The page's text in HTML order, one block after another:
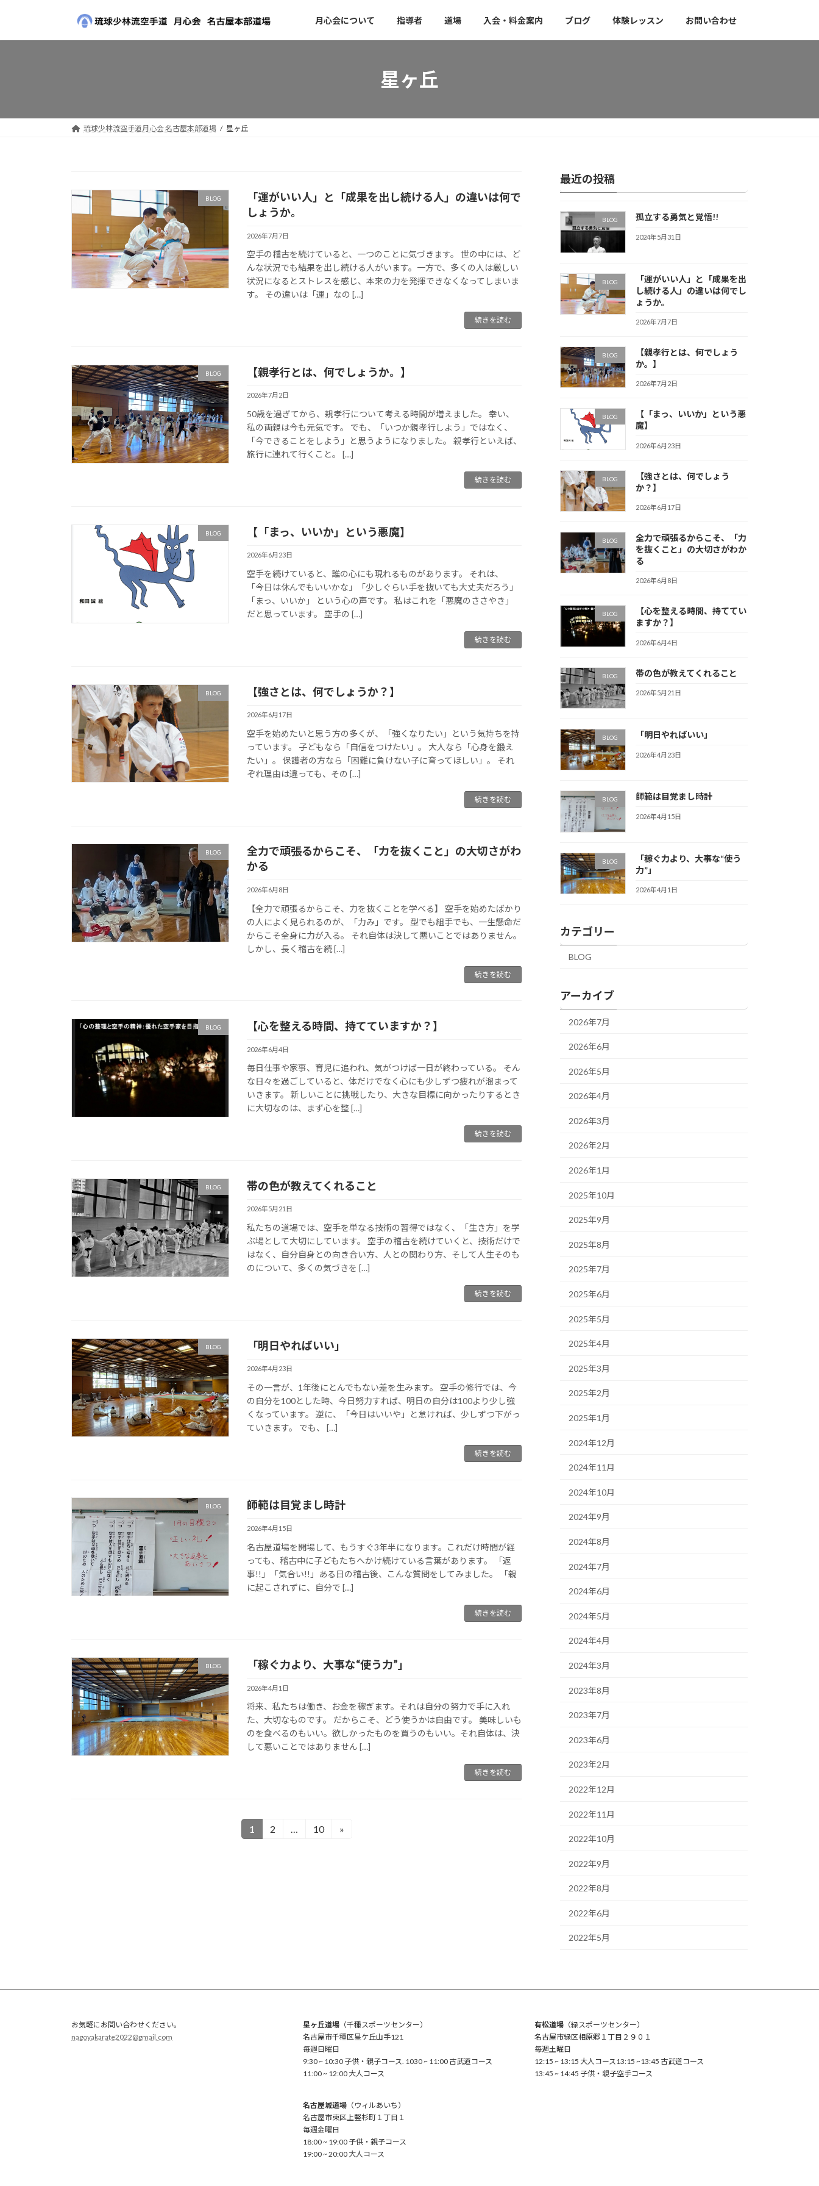
月心会について 指導者 道場 入会・料金案内 ブログ 体験レッスン お問い合わせ
星ヶ丘
琉球少林流空手道月心会 名古屋本部道場 星ヶ丘
BLOG
「運がいい人」と「成果を出し続ける人」の違いは何で
しょうか。
2026年7月7日
空手の稽古を続けていると、一つのことに気づきます。 世の中には、ど
んな状況でも結果を出し続ける人がいます。一方で、多くの人は厳しい
状況になるとストレスを感じ、本来の力を発揮できなくなってしまいま
す。 その違いは「運」なの […]
続きを読む
BLOG 【親孝行とは、何でしょうか。】
2026年7月2日
50歳を過ぎてから、親孝行について考える時間が増えました。 幸い、
私の両親は今も元気です。 でも、「いつか親孝行しよう」ではなく、
「今できることをしよう」と思うようになりました。 親孝行といえば、
旅行に連れて行くこと。 […]
続きを読む
BLOG 【「まっ、いいか」という悪魔】
2026年6月23日
空手を続けていると、誰の心にも現れるものがあります。 それは、
「今日は休んでもいいかな」「少しぐらい手を抜いても大丈夫だろう」
「まっ、いいか」 という心の声です。 私はこれを「悪魔のささやき」
だと思っています。 空手の […]
続きを読む
BLOG 【強さとは、何でしょうか？】
2026年6月17日
空手を始めたいと思う方の多くが、「強くなりたい」という気持ちを持
っています。 子どもなら「自信をつけたい」。 大人なら「心身を鍛え
たい」。 保護者の方なら「困難に負けない子に育ってほしい」。 それ
ぞれ理由は違っても、その […]
続きを読む
BLOG
全力で頑張るからこそ、「力を抜くこと」の大切さがわ
かる
2026年6月8日
【全力で頑張るからこそ、力を抜くことを学べる】 空手を始めたばかり
の人によく見られるのが、「力み」です。 型でも組手でも、一生懸命だ
からこそ全身に力が入る。 それ自体は決して悪いことではありません。
しかし、長く稽古を続 […]
続きを読む
BLOG 【心を整える時間、持てていますか？】
2026年6月4日
毎日仕事や家事、育児に追われ、気がつけば一日が終わっている。 そん
な日々を過ごしていると、体だけでなく心にも少しずつ疲れが溜まって
いきます。 新しいことに挑戦したり、大きな目標に向かったりするとき
に大切なのは、まず心を整 […]
続きを読む
BLOG 帯の色が教えてくれること
2026年5月21日
私たちの道場では、空手を単なる技術の習得ではなく、「生き方」を学
ぶ場として大切にしています。 空手の稽古を続けていくと、技術だけで
はなく、自分自身との向き合い方、人との関わり方、そして人生そのも
のについて、多くの気づきを […]
続きを読む
BLOG 「明日やればいい」
2026年4月23日
その一言が、1年後にとんでもない差を生みます。 空手の修行では、今
の自分を100とした時、今日努力すれば、明日の自分は100より少し強
くなっています。 逆に、「今日はいいや」と怠ければ、少しずつ下がっ
ていきます。 でも、 […]
続きを読む
BLOG 師範は目覚まし時計
2026年4月15日
名古屋道場を開場して、もうすぐ3年半になります。これだけ時間が経
っても、稽古中に子どもたちへかけ続けている言葉があります。 「返
事!!」「気合い!!」ある日の稽古後、こんな質問をしてみました。 「親
に起こされずに、自分で […]
続きを読む
BLOG 「稼ぐ力より、大事な“使う力”」
2026年4月1日
将来、私たちは働き、お金を稼ぎます。それは自分の努力で手に入れ
た、大切なものです。 だからこそ、どう使うかは自由です。 美味しいも
のを食べるのもいい。欲しかったものを買うのもいい。それ自体は、決
して悪いことではありません […]
続きを読む
り
固
1
固
2 …
固
10 »
最近の投稿
BLOG 孤立する勇気と覚悟!!
2024年5月31日
BLOG
「運がいい人」と「成果を出
し続ける人」の違いは何でし
ょうか。
2026年7月7日
BLOG
【親孝行とは、何でしょう
か。】
2026年7月2日
BLOG
【「まっ、いいか」という悪
魔】
2026年6月23日
BLOG
【強さとは、何でしょう
か？】
2026年6月17日
BLOG
全力で頑張るからこそ、「力
を抜くこと」の大切さがわか
る
2026年6月8日
BLOG
【心を整える時間、持ててい
ますか？】
2026年6月4日
BLOG 帯の色が教えてくれること
2026年5月21日
BLOG 「明日やればいい」
2026年4月23日
BLOG 師範は目覚まし時計
2026年4月15日
BLOG
「稼ぐ力より、大事な“使う
力”」
2026年4月1日
カテゴリー
BLOG
アーカイブ
2026年7月
2026年6月
2026年5月
2026年4月
2026年3月
2026年2月
2026年1月
2025年10月
2025年9月
2025年8月
2025年7月
2025年6月
2025年5月
2025年4月
2025年3月
2025年2月
2025年1月
2024年12月
2024年11月
2024年10月
2024年9月
2024年8月
2024年7月
2024年6月
2024年5月
2024年4月
2024年3月
2023年8月
2023年7月
2023年6月
2023年2月
2022年12月
2022年11月
2022年10月
2022年9月
2022年8月
2022年6月
2022年5月
お気軽にお問い合わせください。
nagoyakarate2022@gmail.com
星ヶ丘道場（千種スポーツセンター）
名古屋市千種区星ケ丘山手121
毎週日曜日
9:30 ~ 10:30 子供・親子コース. 1030 ~ 11:00 古武道コース
11:00 ~ 12:00 大人コース
名古屋城道場（ウィルあいち）
名古屋市東区上竪杉町１丁目１
毎週金曜日
18:00 ~ 19:00 子供・親子コース
19:00 ~ 20:00 大人コース
有松道場（緑スポーツセンター）
名古屋市緑区相原郷１丁目２９０１
毎週土曜日
12:15 ~ 13:15 大人コース13:15 ~13:45 古武道コース
13:45 ~ 14:45 子供・親子空手コース